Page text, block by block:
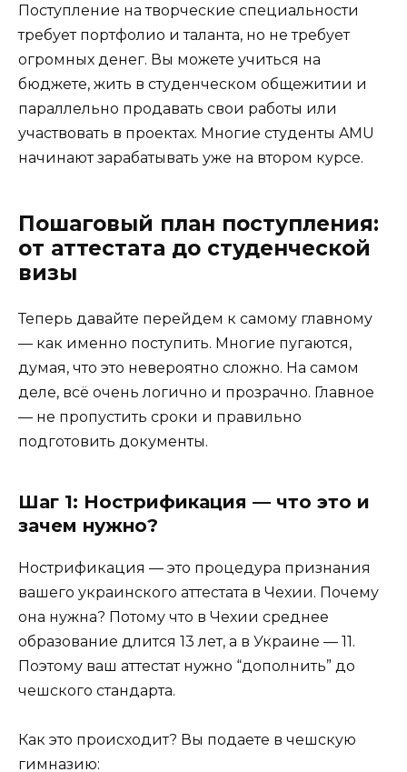
Поступление на творческие специальности
требует портфолио и таланта, но не требует
огромных денег. Вы можете учиться на
бюджете, жить в студенческом общежитии и
параллельно продавать свои работы или
участвовать в проектах. Многие студенты AMU
начинают зарабатывать уже на втором курсе.
Пошаговый план поступления:
от аттестата до студенческой
визы
Теперь давайте перейдем к самому главному
— как именно поступить. Многие пугаются,
думая, что это невероятно сложно. На самом
деле, всё очень логично и прозрачно. Главное
— не пропустить сроки и правильно
подготовить документы.
Шаг 1: Нострификация — что это и
зачем нужно?
Нострификация — это процедура признания
вашего украинского аттестата в Чехии. Почему
она нужна? Потому что в Чехии среднее
образование длится 13 лет, а в Украине — 11.
Поэтому ваш аттестат нужно “дополнить” до
чешского стандарта.
Как это происходит? Вы подаете в чешскую
гимназию: